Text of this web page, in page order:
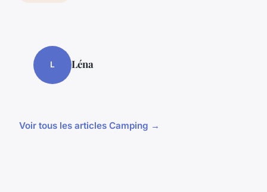
L Léna
Voir tous les articles Camping →